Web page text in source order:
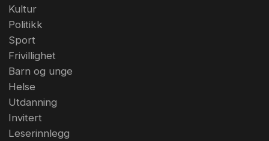
Kultur
Politikk
Sport
Frivillighet
Barn og unge
Helse
Utdanning
Invitert
Leserinnlegg